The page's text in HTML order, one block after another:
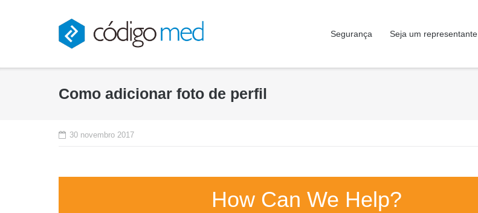
Segurança Seja um representante
Como adicionar foto de perfil
30 novembro 2017
How Can We Help?